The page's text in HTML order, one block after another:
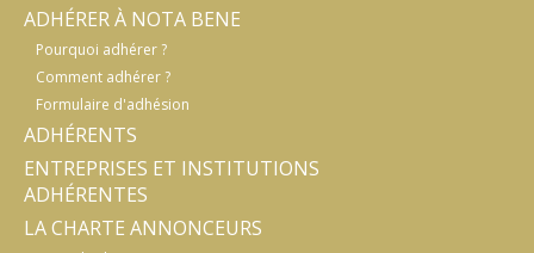
ADHÉRER À NOTA BENE
Pourquoi adhérer ?
Comment adhérer ?
Formulaire d'adhésion
ADHÉRENTS
ENTREPRISES ET INSTITUTIONS
ADHÉRENTES
LA CHARTE ANNONCEURS